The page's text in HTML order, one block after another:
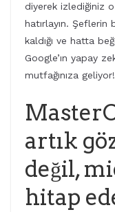
diyerek izlediğiniz
hatırlayın.
kaldığı ve hatta
Google’ın yapay
mutfağınıza geliyor!
artık
değil,
hitap